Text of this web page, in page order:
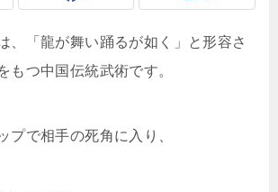
、「龍が舞い踊るが如く」と形容さ
もつ中国伝統武術です。
プで相手の死角に入り、